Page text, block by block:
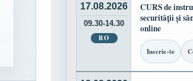
17.08.2026
09.30-14.30
RO
CURS de
securității și
online
Inscrie-te